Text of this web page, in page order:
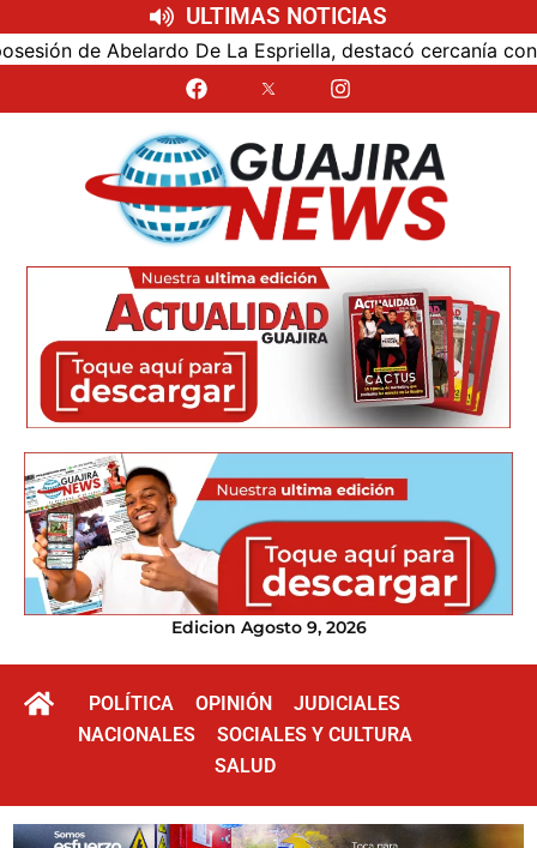
ULTIMAS NOTICIAS
de Abelardo De La Espriella, destacó cercanía con el
Edicion Agosto 9, 2026
POLÍTICA OPINIÓN
JUDICIALES
NACIONALES
SOCIALES Y CULTURA
SALUD